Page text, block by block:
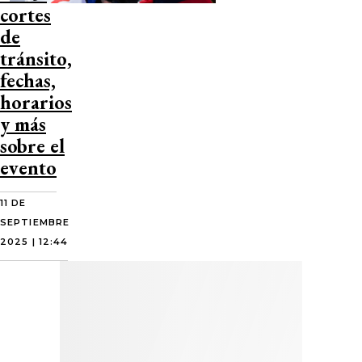
cortes
de
tránsito,
fechas,
horarios
y más
sobre el
evento
11 DE
SEPTIEMBRE
2025 | 12:44